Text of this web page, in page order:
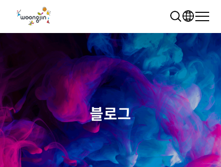
추천 검색어
WRMS WDMS SAP ERP
렌탈 모빌리티 클라우드
블로그